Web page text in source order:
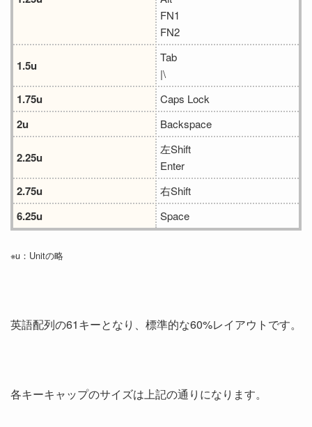
FN1
FN2
1.5u
Tab
|\
1.75u Caps Lock
2u Backspace
2.25u
左Shift
Enter
2.75u 右Shift
6.25u Space
※u：Unitの略
英語配列の61キーとなり、標準的な60%レイアウトです。
各キーキャップのサイズは上記の通りになります。